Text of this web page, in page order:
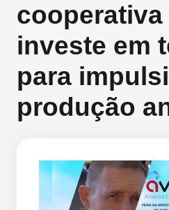
cooperativa
investe em
para
produção